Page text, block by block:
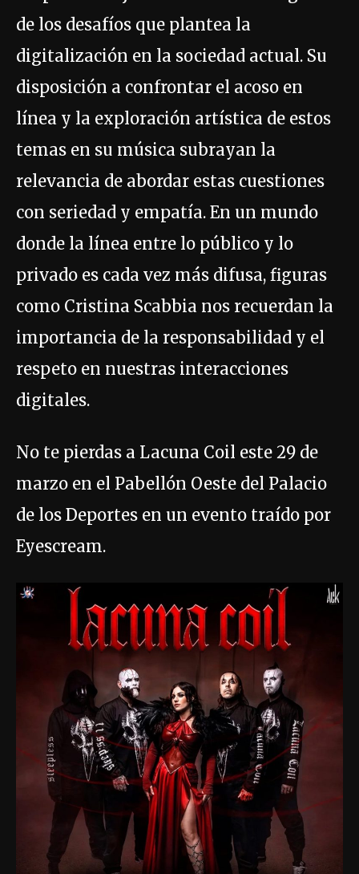
de los desafíos que plantea la
digitalización en la sociedad actual. Su
disposición a confrontar el acoso en
línea y la exploración artística de estos
temas en su música subrayan la
relevancia de abordar estas cuestiones
con seriedad y empatía. En un mundo
donde la línea entre lo público y lo
privado es cada vez más difusa, figuras
como Cristina Scabbia nos recuerdan la
importancia de la responsabilidad y el
respeto en nuestras interacciones
digitales.
No te pierdas a Lacuna Coil este 29 de
marzo en el Pabellón Oeste del Palacio
de los Deportes en un evento traído por
Eyescream.